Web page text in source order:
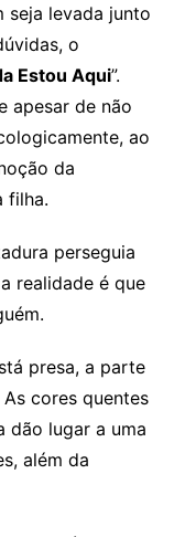
seja levada junto
o
Estou Aqui”.
apesar de não
ao
da
filha.
perseguia
realidade é que
presa, a parte
cores quentes
dão lugar a uma
além da